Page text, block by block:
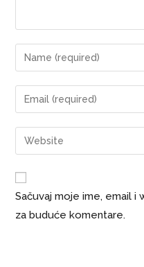
Sačuvaj moje ime, email
za buduće komentare.